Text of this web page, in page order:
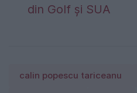
din Golf și SUA
calin popescu tariceanu